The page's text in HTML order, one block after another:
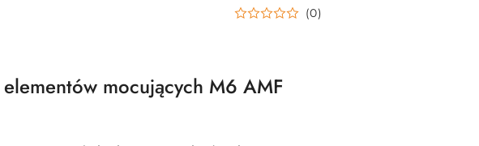
(0)
mocujących M6 AMF